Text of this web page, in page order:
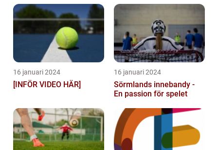
16 januari 2024
[INFÖR VIDEO HÄR]
16 januari 2024
Sörmlands innebandy -
En passion för spelet